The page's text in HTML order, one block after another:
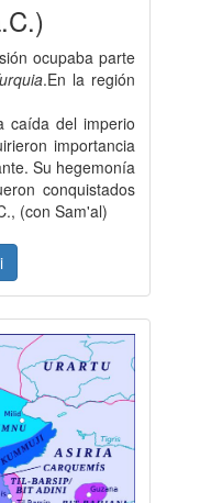
ocupaba parte
.En la región
caída del imperio
importancia
Su hegemonía
conquistados
(con Sam'al)